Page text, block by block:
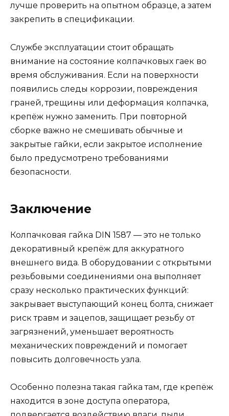
лучше проверить на опытном образце, а затем
закрепить в спецификации.
Службе эксплуатации стоит обращать
внимание на состояние колпачковых гаек во
время обслуживания. Если на поверхности
появились следы коррозии, повреждения
граней, трещины или деформация колпачка,
крепёж нужно заменить. При повторной
сборке важно не смешивать обычные и
закрытые гайки, если закрытое исполнение
было предусмотрено требованиями
безопасности.
Заключение
Колпачковая гайка DIN 1587 — это не только
декоративный крепёж для аккуратного
внешнего вида. В оборудовании с открытыми
резьбовыми соединениями она выполняет
сразу несколько практических функций:
закрывает выступающий конец болта, снижает
риск травм и зацепов, защищает резьбу от
загрязнений, уменьшает вероятность
механических повреждений и помогает
повысить долговечность узла.
Особенно полезна такая гайка там, где крепёж
находится в зоне доступа оператора,